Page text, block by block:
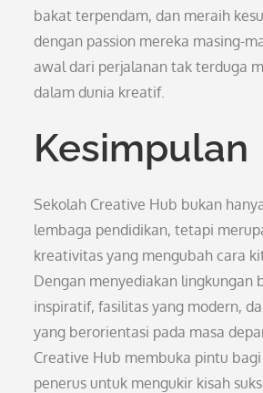
bakat terpendam, dan meraih
dengan passion mereka masing-
awal dari perjalanan tak terduga
dalam dunia kreatif.
Kesimpulan
Sekolah Creative Hub bukan
lembaga pendidikan, tetapi
kreativitas yang mengubah cara
Dengan menyediakan lingkungan
inspiratif, fasilitas yang modern,
yang berorientasi pada masa
Creative Hub membuka pintu
penerus untuk mengukir kisah